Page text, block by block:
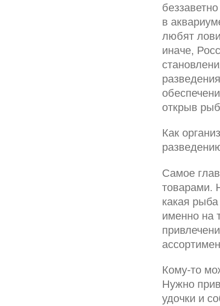
в
любят
иначе,
открыв
Как
Самое
товарами.
какая
именно на
Кому-то
Нужно
удочки и